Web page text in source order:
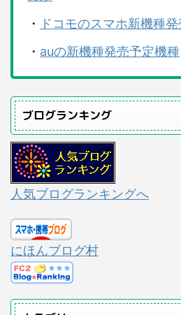
・
ドコモのスマホ新機種
・ auの新機種発売予定機種
ブログランキング
人気ブログランキングへ
にほんブログ村